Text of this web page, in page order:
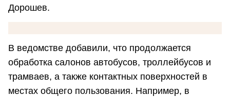
Дорошев.
В ведомстве добавили, что продолжается
обработка салонов автобусов, троллейбусов и
трамваев, а также контактных поверхностей в
местах общего пользования. Например, в